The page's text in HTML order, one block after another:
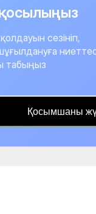
сезініп,
табыңыз
Қосымшаны